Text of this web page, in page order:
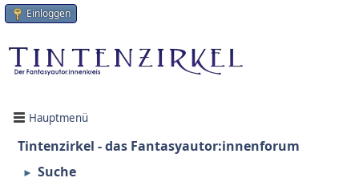
Einloggen
Hauptmenü
Tintenzirkel - das Fantasyautor:innenforum
► Suche